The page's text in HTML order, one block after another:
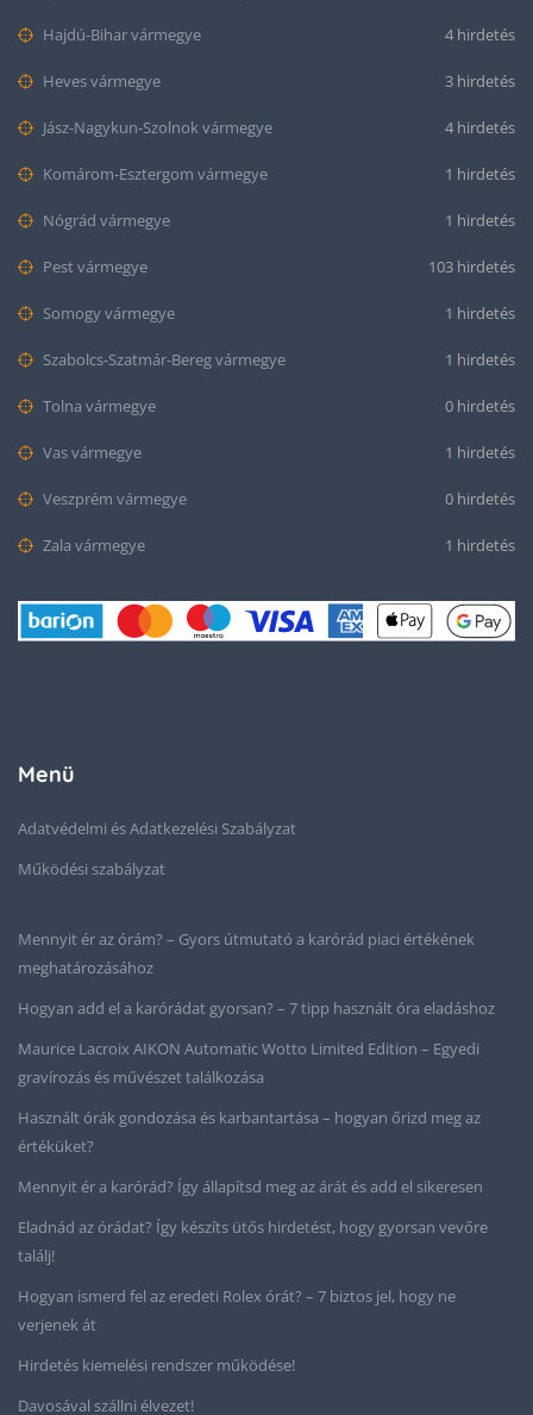
Hajdú-Bihar vármegye 4 hirdetés
Heves vármegye 3 hirdetés
Jász-Nagykun-Szolnok vármegye 4 hirdetés
Komárom-Esztergom vármegye 1 hirdetés
Nógrád vármegye 1 hirdetés
Pest vármegye 103 hirdetés
Somogy vármegye 1 hirdetés
Szabolcs-Szatmár-Bereg vármegye 1 hirdetés
Tolna vármegye 0 hirdetés
Vas vármegye 1 hirdetés
Veszprém vármegye 0 hirdetés
Zala vármegye 1 hirdetés
Menü
Adatvédelmi és Adatkezelési Szabályzat
Működési szabályzat
Mennyit ér az órám? – Gyors útmutató a karórád piaci értékének
meghatározásához
Hogyan add el a karórádat gyorsan? – 7 tipp használt óra eladáshoz
Maurice Lacroix AIKON Automatic Wotto Limited Edition – Egyedi
gravírozás és művészet találkozása
Használt órák gondozása és karbantartása – hogyan őrizd meg az
értéküket?
Mennyit ér a karórád? Így állapítsd meg az árát és add el sikeresen
Eladnád az órádat? Így készíts ütős hirdetést, hogy gyorsan vevőre
találj!
Hogyan ismerd fel az eredeti Rolex órát? – 7 biztos jel, hogy ne
verjenek át
Hirdetés kiemelési rendszer működése!
Davosával szállni élvezet!